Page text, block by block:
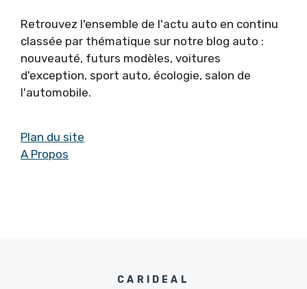
Retrouvez l'ensemble de l'actu auto en continu
classée par thématique sur notre blog auto :
nouveauté, futurs modèles, voitures
d'exception, sport auto, écologie, salon de
l'automobile.
Plan du site
A Propos
CARIDEAL